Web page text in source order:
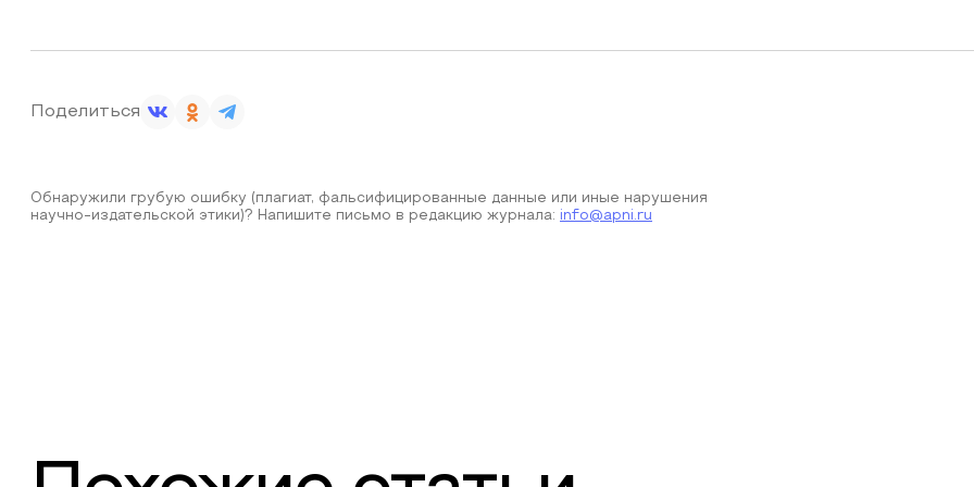
Поделиться
Обнаружили грубую ошибку (плагиат, фальсифицированные данные или иные нарушения
научно-издательской этики)? Напишите письмо в редакцию журнала: info@apni.ru